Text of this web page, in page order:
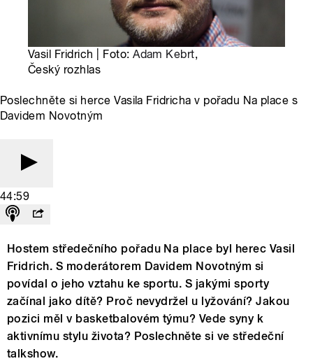
Vasil Fridrich | Foto:Adam Kebrt,
Český rozhlas
Poslechněte si herce Vasila Fridricha v pořadu Na place s
Davidem Novotným
44:59
Hostem středečního pořadu Na place byl herec Vasil
Fridrich. S moderátorem Davidem Novotným si
povídal o jeho vztahu ke sportu. S jakými sporty
začínal jako dítě? Proč nevydržel u lyžování? Jakou
pozici měl v basketbalovém týmu? Vede syny k
aktivnímu stylu života? Poslechněte si ve středeční
talkshow.